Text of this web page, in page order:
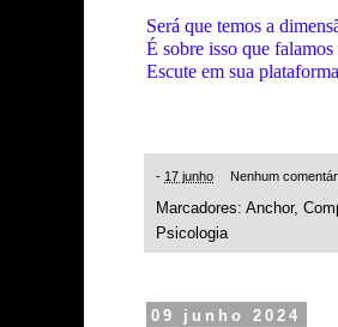
Será que temos a
É sobre isso que
Escute em sua
- 17 junho Nenhum
Marcadores: Anchor,
Psicologia
09 junho 2024